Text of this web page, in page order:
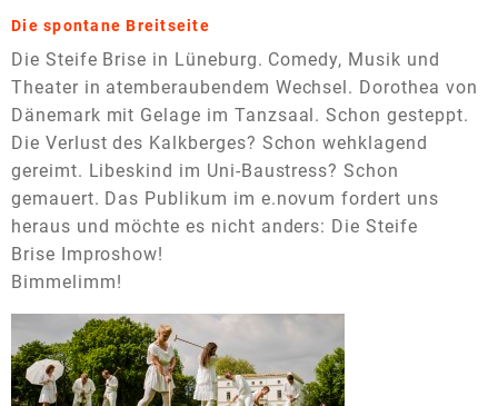
Die spontane Breitseite
Die Steife Brise in Lüneburg. Comedy, Musik und
Theater in atemberaubendem Wechsel. Dorothea von
Dänemark mit Gelage im Tanzsaal. Schon gesteppt.
Die Verlust des Kalkberges? Schon wehklagend
gereimt. Libeskind im Uni-Baustress? Schon
gemauert. Das Publikum im e.novum fordert uns
heraus und möchte es nicht anders: Die Steife
Brise Improshow!
Bimmelimm!